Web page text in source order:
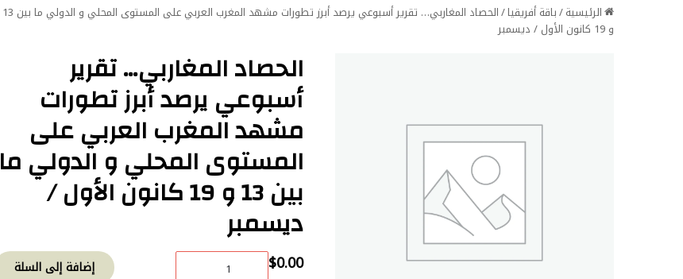
الرئيسية/باقة أفريقيا/
الحصاد المغاربي… تقرير أسبوعي يرصد أبرز تطورات مشهد المغرب العربي على المستوى المحلي و الدولي ما بين 13
و 19 كانون الأول / ديسمبر
الحصاد المغاربي… تقرير
أسبوعي يرصد أبرز تطورات
مشهد المغرب العربي على
المستوى المحلي و الدولي ما
بين 13 و 19 كانون الأول /
ديسمبر
$0.00 كمية
إضافة إلى السلة